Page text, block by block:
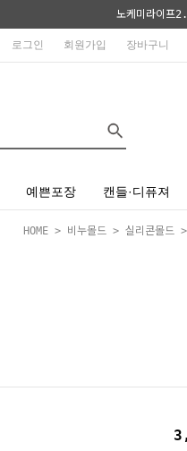
노케미라이프
로그인 회원가입 장바구니
예쁜포장 캔들·디퓨져
HOME > 비누몰드 > 실리콘몰드